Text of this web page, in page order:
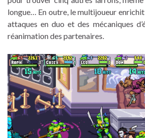
longue… En outre, le multijoueur
attaques en duo et des mécaniques
réanimation des partenaires.